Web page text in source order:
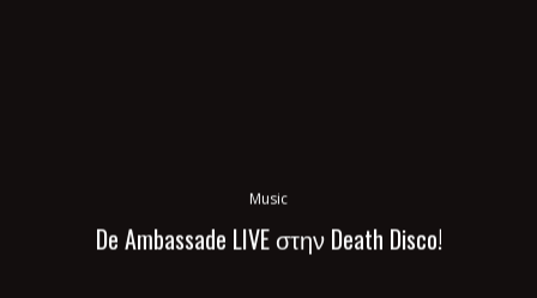
Music
De Ambassade LIVE στην Death Disco!